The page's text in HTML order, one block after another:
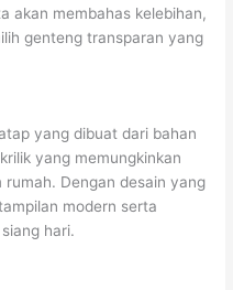
akan membahas kelebihan,
genteng transparan yang
yang dibuat dari bahan
yang memungkinkan
Dengan desain yang
modern serta
hari.